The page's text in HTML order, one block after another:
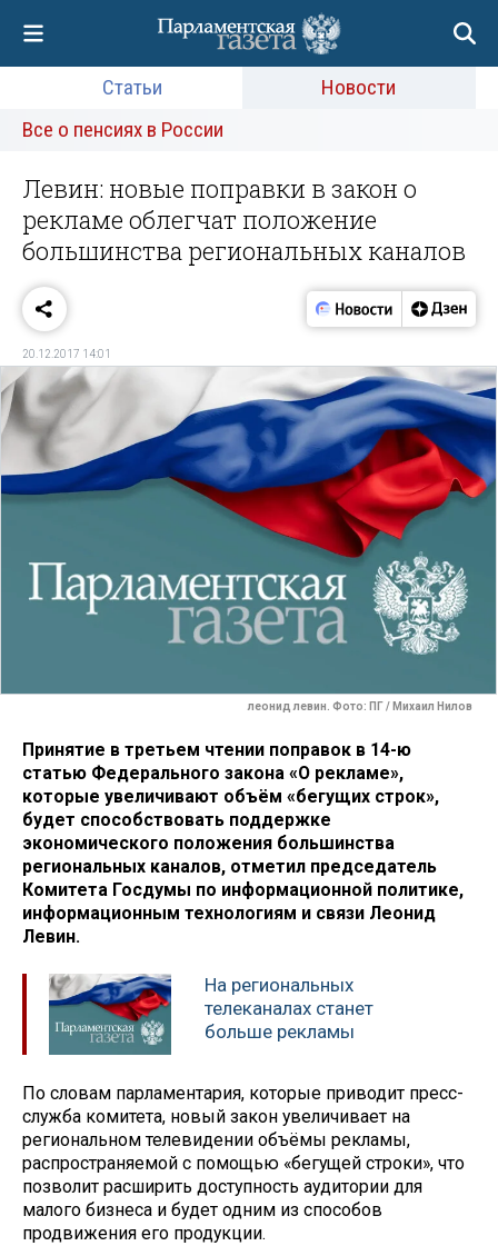
Статьи
Новости
Все о пенсиях в России
Левин: новые поправки в закон о
рекламе облегчат положение
большинства региональных каналов
20.12.2017 14:01
леонид левин. Фото: ПГ / Михаил Нилов
Принятие в третьем чтении поправок в 14-ю
статью Федерального закона «О рекламе»,
которые увеличивают объём «бегущих строк»,
будет способствовать поддержке
экономического положения большинства
региональных каналов, отметил председатель
Комитета Госдумы по информационной политике,
информационным технологиям и связи Леонид
Левин.
На региональных
телеканалах станет
больше рекламы
По словам парламентария, которые приводит пресс-
служба комитета, новый закон увеличивает на
региональном телевидении объёмы рекламы,
распространяемой с помощью «бегущей строки», что
позволит расширить доступность аудитории для
малого бизнеса и будет одним из способов
продвижения его продукции.